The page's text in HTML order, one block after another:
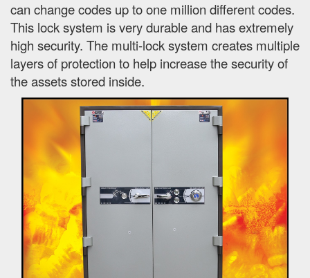
can change codes up to one million different codes.
This lock system is very durable and has extremely
high security. The multi-lock system creates multiple
layers of protection to help increase the security of
the assets stored inside.